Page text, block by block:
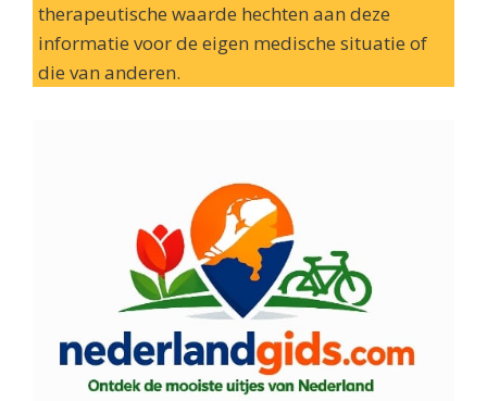
therapeutische waarde hechten aan deze
informatie voor de eigen medische situatie of
die van anderen.